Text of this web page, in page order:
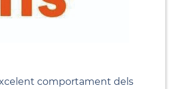
comportament dels